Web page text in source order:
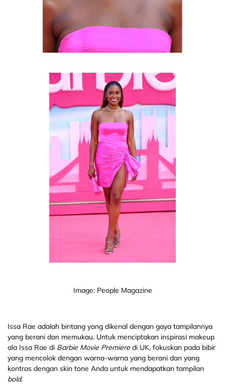
Image: People Magazine
Issa Rae adalah bintang yang dikenal dengan gaya tampilannya
yang berani dan memukau. Untuk menciptakan inspirasi makeup
ala Issa Rae di Barbie Movie Premiere di UK, fokuskan pada bibir
yang mencolok dengan warna-warna yang berani dan yang
kontras dengan skin tone Anda untuk mendapatkan tampilan
bold.